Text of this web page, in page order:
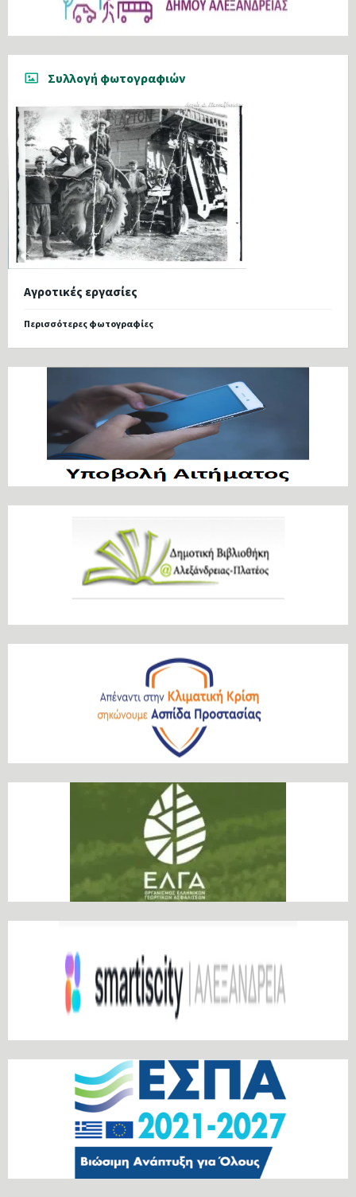
Συλλογή φωτογραφιών
Αγροτικές εργασίες
Περισσότερες φωτογραφίες